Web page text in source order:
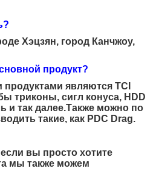
Хэцзян, город Канчжоу,
продукт?
являются TCI
триконы, сигл конуса, HDD
и так далее.Также можно по
такие, как PDC Drag.
вы просто хотите
мы также можем